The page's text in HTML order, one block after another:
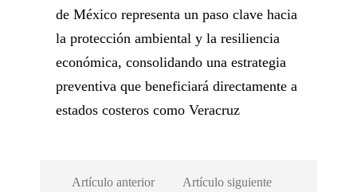
de México representa un paso clave hacia
la protección ambiental y la resiliencia
económica, consolidando una estrategia
preventiva que beneficiará directamente a
estados costeros como Veracruz
Artículo anterior Artículo siguiente